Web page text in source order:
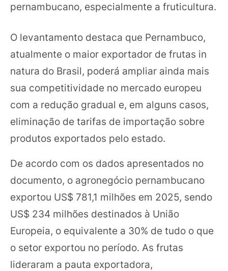
pernambucano, especialmente a fruticultura.
O levantamento destaca que Pernambuco,
atualmente o maior exportador de frutas in
natura do Brasil, poderá ampliar ainda mais
sua competitividade no mercado europeu
com a redução gradual e, em alguns casos,
eliminação de tarifas de importação sobre
produtos exportados pelo estado.
De acordo com os dados apresentados no
documento, o agronegócio pernambucano
exportou US$ 781,1 milhões em 2025, sendo
US$ 234 milhões destinados à União
Europeia, o equivalente a 30% de tudo o que
o setor exportou no período. As frutas
lideraram a pauta exportadora,